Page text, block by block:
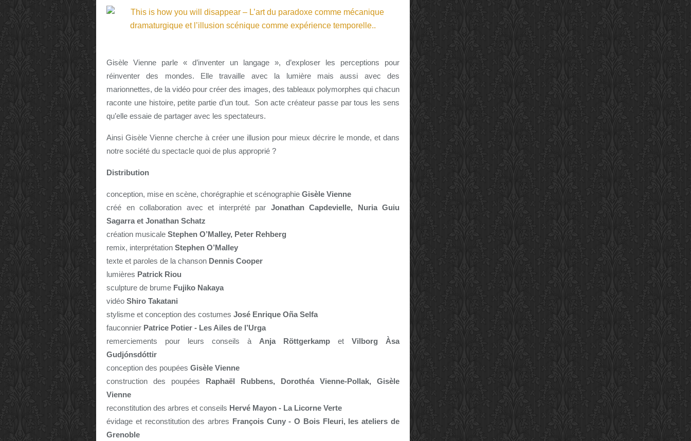
Gisèle Vienne parle « d’inventer un langage », d’exploser les perceptions pour
réinventer des mondes. Elle travaille avec la lumière mais aussi avec des
marionnettes, de la vidéo pour créer des images, des tableaux polymorphes qui chacun
raconte une histoire, petite partie d’un tout. Son acte créateur passe par tous les sens
qu’elle essaie de partager avec les spectateurs.
Ainsi Gisèle Vienne cherche à créer une illusion pour mieux décrire le monde, et dans
notre société du spectacle quoi de plus approprié ?
Distribution
conception, mise en scène, chorégraphie et scénographie Gisèle Vienne
créé en collaboration avec et interprété par Jonathan Capdevielle, Nuria Guiu
Sagarra et Jonathan Schatz
création musicale Stephen O’Malley, Peter Rehberg
remix, interprétation Stephen O’Malley
texte et paroles de la chanson Dennis Cooper
lumières Patrick Riou
sculpture de brume Fujiko Nakaya
vidéo Shiro Takatani
stylisme et conception des costumes José Enrique Oña Selfa
fauconnier Patrice Potier - Les Ailes de l’Urga
remerciements pour leurs conseils à Anja Röttgerkamp et Vilborg Àsa
Gudjónsdóttir
conception des poupées Gisèle Vienne
construction des poupées
Raphaël Rubbens, Dorothéa Vienne-Pollak, Gisèle
Vienne
reconstitution des arbres et conseils Hervé Mayon - La Licorne Verte
évidage et reconstitution des arbres
François Cuny - O Bois Fleuri, les ateliers de
Grenoble